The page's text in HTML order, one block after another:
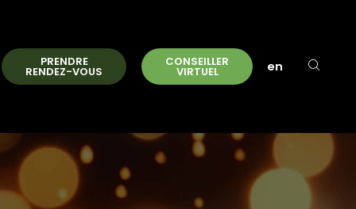
PRENDRE
RENDEZ-VOUS
CONSEILLER
VIRTUEL en